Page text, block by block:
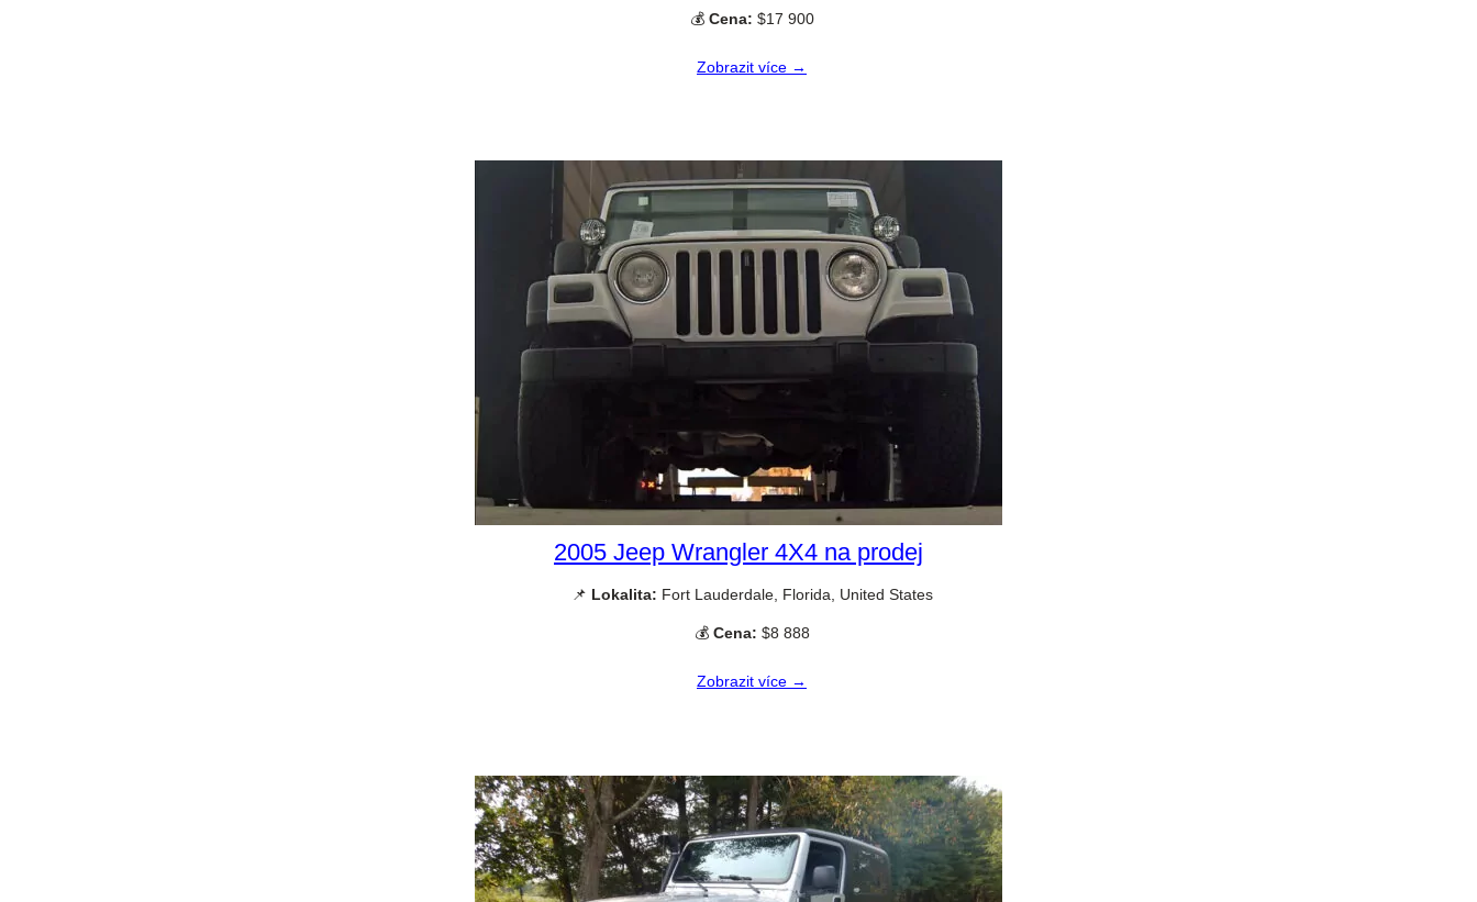
💰 Cena: $17 900
Zobrazit více →
2005 Jeep Wrangler 4X4 na prodej
📌 Lokalita: Fort Lauderdale, Florida, United States
💰 Cena: $8 888
Zobrazit více →